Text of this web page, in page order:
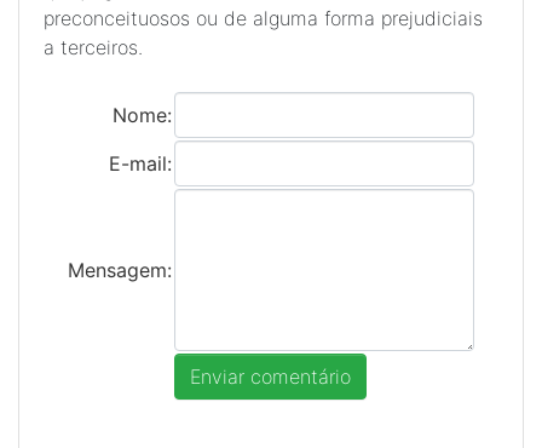
preconceituosos ou de alguma forma prejudiciais
a terceiros.
Nome:
E-mail:
Mensagem: